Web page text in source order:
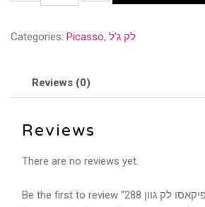
לק
לק
288
quantity
Categories: Picasso, לק ג'ל
Reviews (0)
Reviews
There are no reviews yet.